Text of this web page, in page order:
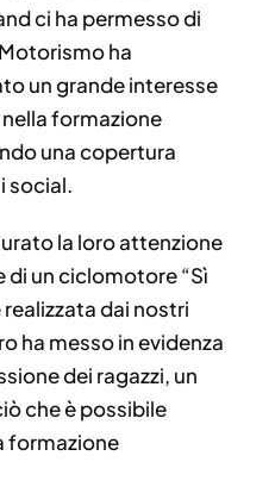
ci ha permesso di
ha
un grande interesse
formazione
una copertura
social.
la loro attenzione
un ciclomotore “Sì
dai nostri
ha messo in evidenza
dei ragazzi, un
che è possibile
formazione